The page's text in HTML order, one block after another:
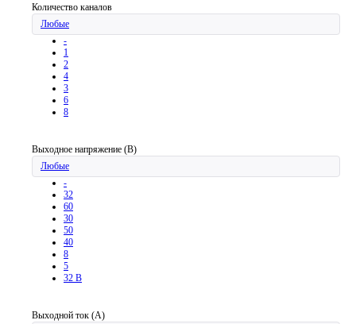
Количество каналов
Любые
-
1
2
4
3
6
8
Выходное напряжение (В)
Любые
-
32
60
30
50
40
8
5
32 В
Выходной ток (А)